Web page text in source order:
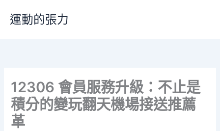
要
運動的張力
12306 會員服務升級：不止是
積分的變玩翻天機場接送推薦
革